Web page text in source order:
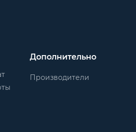
Дополнительно
Производители